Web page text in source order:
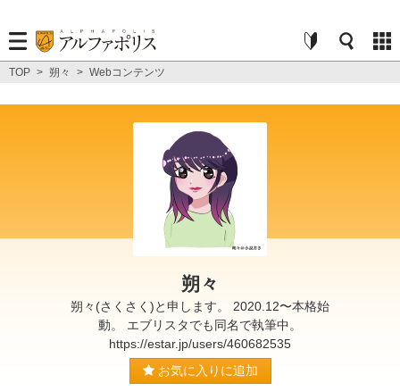
TOP > 朔々 > Webコンテンツ
朔々
朔々(さくさく)と申します。 2020.12〜本格始
動。 エブリスタでも同名で執筆中。
https://estar.jp/users/460682535
お気に入りに追加